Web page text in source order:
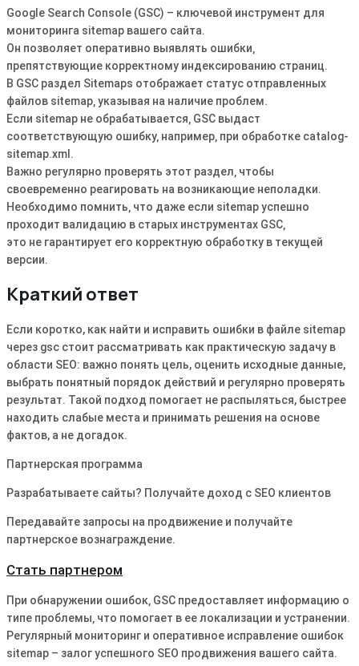
Google Search Console (GSC) – ключевой инструмент для
мониторинга sitemap вашего сайта.
Он позволяет оперативно выявлять ошибки‚
препятствующие корректному индексированию страниц.
В GSC раздел Sitemaps отображает статус отправленных
файлов sitemap‚ указывая на наличие проблем.
Если sitemap не обрабатывается‚ GSC выдаст
соответствующую ошибку‚ например‚ при обработке catalog-
sitemap.xml.
Важно регулярно проверять этот раздел‚ чтобы
своевременно реагировать на возникающие неполадки.
Необходимо помнить‚ что даже если sitemap успешно
проходит валидацию в старых инструментах GSC‚
это не гарантирует его корректную обработку в текущей
версии.
Краткий ответ
Если коротко, как найти и исправить ошибки в файле sitemap
через gsc стоит рассматривать как практическую задачу в
области SEO: важно понять цель, оценить исходные данные,
выбрать понятный порядок действий и регулярно проверять
результат. Такой подход помогает не распыляться, быстрее
находить слабые места и принимать решения на основе
фактов, а не догадок.
Партнерская программа
Разрабатываете сайты? Получайте доход с SEO клиентов
Передавайте запросы на продвижение и получайте
партнерское вознаграждение.
Стать партнером
При обнаружении ошибок‚ GSC предоставляет информацию о
типе проблемы‚ что помогает в ее локализации и устранении.
Регулярный мониторинг и оперативное исправление ошибок
sitemap – залог успешного SEO продвижения вашего сайта.